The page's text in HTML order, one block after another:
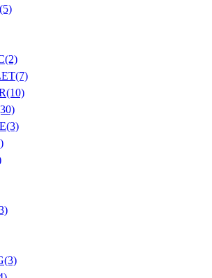
(5)
(2)
(7)
(10)
(3)
(3)